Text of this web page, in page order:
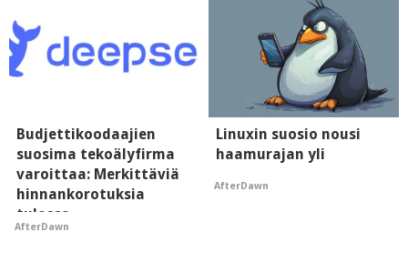
Budjettikoodaajien
suosima tekoälyfirma
varoittaa: Merkittäviä
hinnankorotuksia
tulossa
AfterDawn
Linuxin suosio nousi
haamurajan yli
AfterDawn